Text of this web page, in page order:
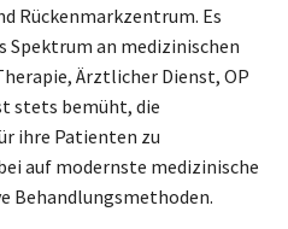
Rückenmarkzentrum. Es
Spektrum an medizinischen
Ärztlicher Dienst, OP
stets bemüht, die
ihre Patienten zu
auf modernste medizinische
Behandlungsmethoden.